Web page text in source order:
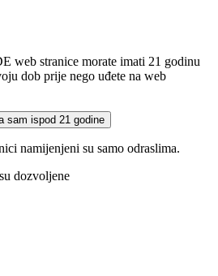
web stranice morate imati 21 godinu
dob prije nego uđete na web
sam ispod 21 godine
namijenjeni su samo odraslima.
dozvoljene